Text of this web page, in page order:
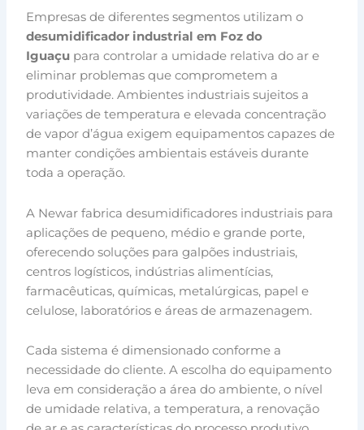
Empresas de diferentes segmentos utilizam o
desumidificador industrial em Foz do
Iguaçu para controlar a umidade relativa do ar e
eliminar problemas que comprometem a
produtividade. Ambientes industriais sujeitos a
variações de temperatura e elevada concentração
de vapor d’água exigem equipamentos capazes de
manter condições ambientais estáveis durante
toda a operação.
A Newar fabrica desumidificadores industriais para
aplicações de pequeno, médio e grande porte,
oferecendo soluções para galpões industriais,
centros logísticos, indústrias alimentícias,
farmacêuticas, químicas, metalúrgicas, papel e
celulose, laboratórios e áreas de armazenagem.
Cada sistema é dimensionado conforme a
necessidade do cliente. A escolha do equipamento
leva em consideração a área do ambiente, o nível
de umidade relativa, a temperatura, a renovação